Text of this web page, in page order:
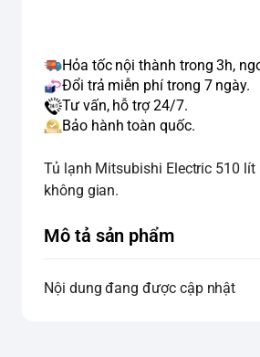
Hỏa tốc nội thành trong 3h,
Đổi trả miễn phí trong 7 ngày.
Tư vấn, hỗ trợ 24/7.
Bảo hành toàn quốc.
Tủ lạnh Mitsubishi Electric 510 lít
không gian.
Mô tả sản phẩm
Nội dung đang được cập nhật